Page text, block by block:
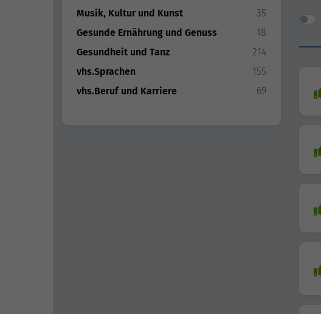
Musik, Kultur und Kunst
35
Gesunde Ernährung und Genuss
18
Gesundheit und Tanz
214
vhs.Sprachen
155
vhs.Beruf und Karriere
69